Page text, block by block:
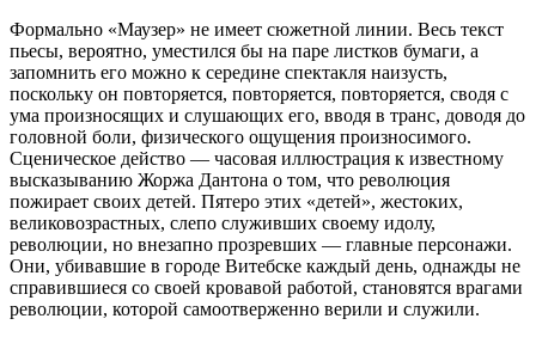
Формально «Маузер» не имеет сюжетной линии. Весь текст
пьесы, вероятно, уместился бы на паре листков бумаги, а
запомнить его можно к середине спектакля наизусть,
поскольку он повторяется, повторяется, повторяется, сводя с
ума произносящих и слушающих его, вводя в транс, доводя до
головной боли, физического ощущения произносимого.
Сценическое действо — часовая иллюстрация к известному
высказыванию Жоржа Дантона о том, что революция
пожирает своих детей. Пятеро этих «детей», жестоких,
великовозрастных, слепо служивших своему идолу,
революции, но внезапно прозревших — главные персонажи.
Они, убивавшие в городе Витебске каждый день, однажды не
справившиеся со своей кровавой работой, становятся врагами
революции, которой самоотверженно верили и служили.